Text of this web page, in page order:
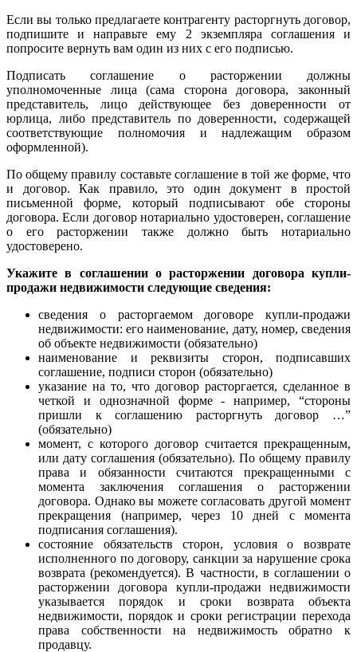
Если вы только предлагаете контрагенту расторгнуть договор,
подпишите и направьте ему 2 экземпляра соглашения и
попросите вернуть вам один из них с его подписью.
Подписать соглашение о расторжении должны
уполномоченные лица (сама сторона договора, законный
представитель, лицо действующее без доверенности от
юрлица, либо представитель по доверенности, содержащей
соответствующие полномочия и надлежащим образом
оформленной).
По общему правилу составьте соглашение в той же форме, что
и договор. Как правило, это один документ в простой
письменной форме, который подписывают обе стороны
договора. Если договор нотариально удостоверен, соглашение
о его расторжении также должно быть нотариально
удостоверено.
Укажите в соглашении о расторжении договора купли-
продажи недвижимости следующие сведения:
сведения о расторгаемом договоре купли-продажи
недвижимости: его наименование, дату, номер, сведения
об объекте недвижимости (обязательно)
наименование и реквизиты сторон, подписавших
соглашение, подписи сторон (обязательно)
указание на то, что договор расторгается, сделанное в
четкой и однозначной форме - например, “стороны
пришли к соглашению расторгнуть договор …”
(обязательно)
момент, с которого договор считается прекращенным,
или дату соглашения (обязательно). По общему правилу
права и обязанности считаются прекращенными с
момента заключения соглашения о расторжении
договора. Однако вы можете согласовать другой момент
прекращения (например, через 10 дней с момента
подписания соглашения).
состояние обязательств сторон, условия о возврате
исполненного по договору, санкции за нарушение срока
возврата (рекомендуется). В частности, в соглашении о
расторжении договора купли-продажи недвижимости
указывается порядок и сроки возврата объекта
недвижимости, порядок и сроки регистрации перехода
права собственности на недвижимость обратно к
продавцу.